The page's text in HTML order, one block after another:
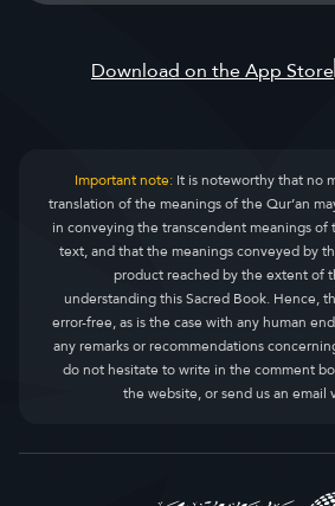
Important note:It is noteworthy that no
translation of the meanings of the Qur’an
in conveying the transcendent meanings of
text, and that the meanings conveyed by
product reached by the extent of
understanding this Sacred Book. Hence,
error-free, as is the case with any human
any remarks or recommendations
do not hesitate to write in the comment
the website, or send us an email